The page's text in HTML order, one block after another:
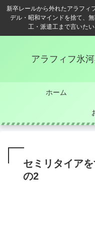
新卒レールから外れたアラフィ
デル・昭和マインドを捨て、
工・派遣工まで言いた
アラフィフ氷
ホーム
セミリタイア
の2